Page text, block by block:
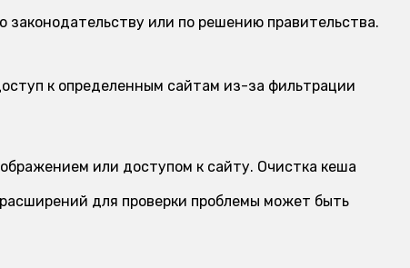
или по решению правительства.
к определенным сайтам из-за фильтрации
или доступом к сайту. Очистка кеша
для проверки проблемы может быть